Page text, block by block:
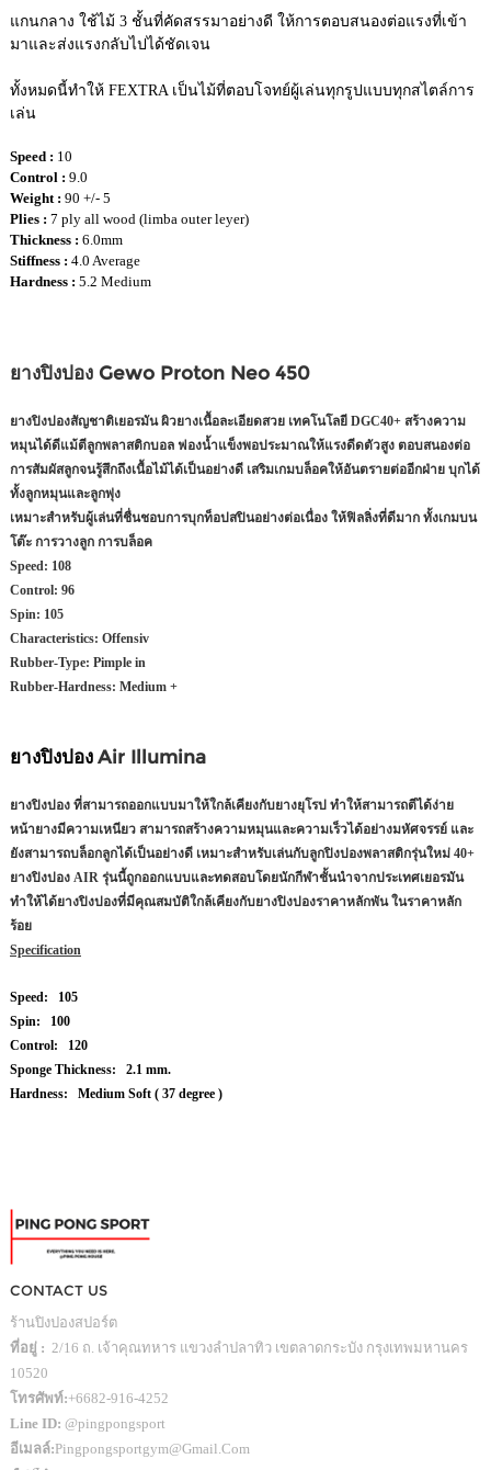
แกนกลาง ใช้ไม้ 3 ชั้นที่คัดสรรมาอย่างดี ให้การตอบสนองต่อแรงที่เข้า
มาและส่งแรงกลับไปได้ชัดเจน
ทั้งหมดนี้ทำให้ FEXTRA เป็นไม้ที่ตอบโจทย์ผู้เล่นทุกรูปแบบทุกสไตล์การ
เล่น
Speed : 10
Control : 9.0
Weight : 90 +/- 5
Plies : 7 ply all wood (limba outer leyer)
Thickness : 6.0mm
Stiffness : 4.0 Average
Hardness : 5.2 Medium
ยางปิงปอง Gewo Proton Neo 450
ยางปิงปองสัญชาติเยอรมัน ผิวยางเนื้อละเอียดสวย เทคโนโลยี DGC40+ สร้างความ
หมุนได้ดีแม้ตีลูกพลาสติกบอล ฟองน้ำแข็งพอประมาณให้แรงดีดตัวสูง ตอบสนองต่อ
การสัมผัสลูกจนรู้สึกถึงเนื้อไม้ได้เป็นอย่างดี เสริมเกมบล็อคให้อันตรายต่ออีกฝ่าย บุกได้
ทั้งลูกหมุนและลูกพุ่ง
เหมาะสำหรับผู้เล่นที่ชื่นชอบการบุกท็อปสปินอย่างต่อเนื่อง ให้ฟิลลิ่งที่ดีมาก ทั้งเกมบน
โต๊ะ การวางลูก การบล็อค
Speed: 108
Control: 96
Spin: 105
Characteristics: Offensiv
Rubber-Type: Pimple in
Rubber-Hardness: Medium +
ยางปิงปอง Air Illumina
ยางปิงปอง ที่สามารถออกแบบมาให้ใกล้เคียงกับยางยุโรป ทำให้สามารถตีได้ง่าย
หน้ายางมีความเหนียว สามารถสร้างความหมุนและความเร็วได้อย่างมหัศจรรย์ และ
ยังสามารถบล็อกลูกได้เป็นอย่างดี เหมาะสำหรับเล่นกับลูกปิงปองพลาสติกรุ่นใหม่ 40+
ยางปิงปอง AIR รุ่นนี้ถูกออกแบบและทดสอบโดยนักกีฬาชั้นนำจากประเทศเยอรมัน
ทำให้ได้ยางปิงปองที่มีคุณสมบัติใกล้เคียงกับยางปิงปองราคาหลักพัน ในราคาหลัก
ร้อย
Specification
Speed: 105
Spin:
100
Control:
120
Sponge Thickness:
2.1 mm.
Hardness:
Medium Soft ( 37 degree )
CONTACT US
ร้านปิงปองสปอร์ต
ที่อยู่ : 2/16 ถ. เจ้าคุณทหาร แขวงลำปลาทิว เขตลาดกระบัง กรุงเทพมหานคร
10520
โทรศัพท์:+6682-916-4252
Line ID: @pingpongsport
อีเมลล์:Pingpongsportgym@gmail.com